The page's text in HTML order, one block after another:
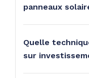
panneaux
Quelle
sur